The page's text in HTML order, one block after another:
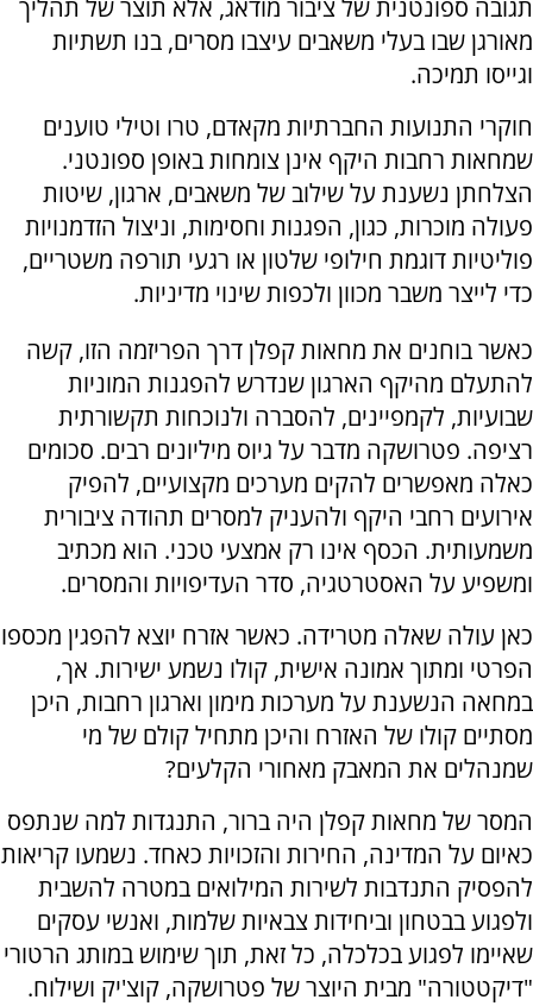
תגובה ספונטנית של ציבור מודאג, אלא תוצר של תהליך
מאורגן שבו בעלי משאבים עיצבו מסרים, בנו תשתיות
וגייסו תמיכה.
חוקרי התנועות החברתיות מקאדם, טרו וטילי טוענים
שמחאות רחבות היקף אינן צומחות באופן ספונטני.
הצלחתן נשענת על שילוב של משאבים, ארגון, שיטות
פעולה מוכרות, כגון, הפגנות וחסימות, וניצול הזדמנויות
פוליטיות דוגמת חילופי שלטון או רגעי תורפה משטריים,
כדי לייצר משבר מכוון ולכפות שינוי מדיניות.
כאשר בוחנים את מחאות קפלן דרך הפריזמה הזו, קשה
להתעלם מהיקף הארגון שנדרש להפגנות המוניות
שבועיות, לקמפיינים, להסברה ולנוכחות תקשורתית
רציפה. פטרושקה מדבר על גיוס מיליונים רבים. סכומים
כאלה מאפשרים להקים מערכים מקצועיים, להפיק
אירועים רחבי היקף ולהעניק למסרים תהודה ציבורית
משמעותית. הכסף אינו רק אמצעי טכני. הוא מכתיב
ומשפיע על האסטרטגיה, סדר העדיפויות והמסרים.
כאן עולה שאלה מטרידה. כאשר אזרח יוצא להפגין מכספו
הפרטי ומתוך אמונה אישית, קולו נשמע ישירות. אך,
במחאה הנשענת על מערכות מימון וארגון רחבות, היכן
מסתיים קולו של האזרח והיכן מתחיל קולם של מי
שמנהלים את המאבק מאחורי הקלעים?
המסר של מחאות קפלן היה ברור, התנגדות למה שנתפס
כאיום על המדינה, החירות והזכויות כאחד. נשמעו קריאות
להפסיק התנדבות לשירות המילואים במטרה להשבית
ולפגוע בבטחון וביחידות צבאיות שלמות, ואנשי עסקים
שאיימו לפגוע בכלכלה, כל זאת, תוך שימוש במותג הרטורי
"דיקטטורה" מבית היוצר של פטרושקה, קוצ'יק ושילוח.